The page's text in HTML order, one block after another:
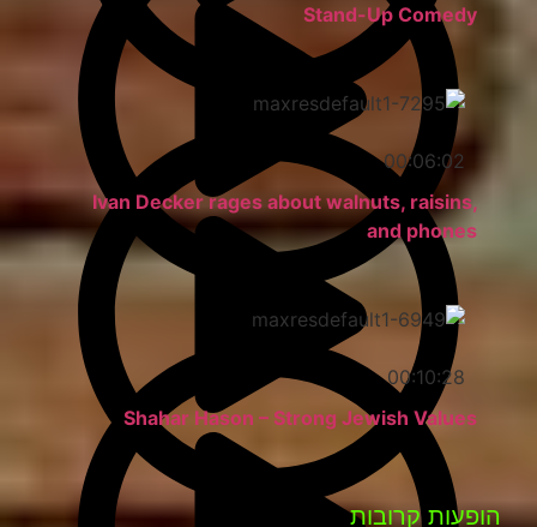
Stand-Up Comedy
00:06:02
Ivan Decker rages about walnuts, raisins,
and phones
00:10:28
Shahar Hason – Strong Jewish Values
הופעות קרובות